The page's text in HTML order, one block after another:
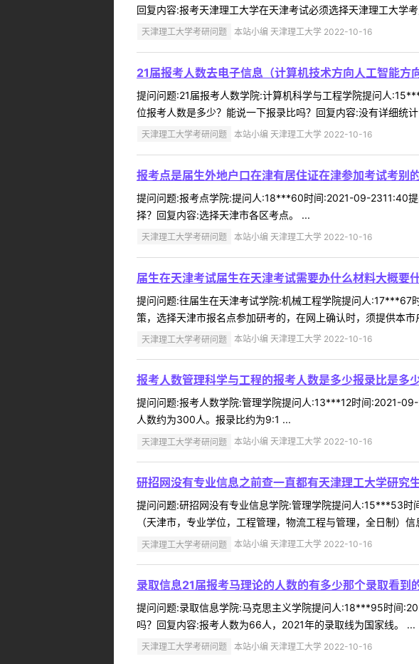
回复内容:报考天津理工大学在天津考试必须选择天津理工大学
天津理工大学考研问题 本站小编 天津理工大学 2022-10-16
21届报考人数去电子信息（计算机技术方向人工智能方
提问问题:21届报考人数学院:计算机科学与工程学院提问人
位报考人数是多少？能说一下报录比吗？回复内容:没有详细统
天津理工大学考研问题 本站小编 天津理工大学 2022-10-16
报考点是届生外地户口在津有居住证在津参加考试考别
提问问题:报考点学院:提问人:18***60时间:2021-09-2311:40
择？回复内容:选择天津市各区考点。 ...
天津理工大学考研问题 本站小编 天津理工大学 2022-10-16
届生在天津考试届生在天津考试需要办什么材料大概要
提问问题:往届生在天津考试学院:机械工程学院提问人
策，选择天津市报名点参加研考的，在网上确认时，须提供本
天津理工大学考研问题 本站小编 天津理工大学 2022-10-16
报考人数管理科学与工程的报考人数是多少报录比是多
提问问题:报考人数学院:管理学院提问人:13***12时间:2021-
人数约为300人。报录比约为9:1 ...
天津理工大学考研问题 本站小编 天津理工大学 2022-10-16
研招网没有专业信息之前查一直都有天津理工大学研究
提问问题:研招网没有专业信息学院:管理学院提问人:15***53
（天津市，专业学位，工程管理，物流工程与管理，全日制）
天津理工大学考研问题 本站小编 天津理工大学 2022-10-16
录取信息21届报考马理论的人数的有多少那个录取看到
提问问题:录取信息学院:马克思主义学院提问人:18***95时间
吗？回复内容:报考人数为66人，2021年的录取线为国家线。 ...
天津理工大学考研问题 本站小编 天津理工大学 2022-10-16